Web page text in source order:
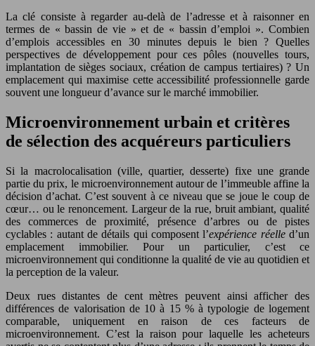
La clé consiste à regarder au-delà de l’adresse et à raisonner en
termes de « bassin de vie » et de « bassin d’emploi ». Combien
d’emplois accessibles en 30 minutes depuis le bien ? Quelles
perspectives de développement pour ces pôles (nouvelles tours,
implantation de sièges sociaux, création de campus tertiaires) ? Un
emplacement qui maximise cette accessibilité professionnelle garde
souvent une longueur d’avance sur le marché immobilier.
Microenvironnement urbain et critères
de sélection des acquéreurs particuliers
Si la macrolocalisation (ville, quartier, desserte) fixe une grande
partie du prix, le microenvironnement autour de l’immeuble affine la
décision d’achat. C’est souvent à ce niveau que se joue le coup de
cœur… ou le renoncement. Largeur de la rue, bruit ambiant, qualité
des commerces de proximité, présence d’arbres ou de pistes
cyclables : autant de détails qui composent l’expérience réelled’un
emplacement immobilier. Pour un particulier, c’est ce
microenvironnement qui conditionne la qualité de vie au quotidien et
la perception de la valeur.
Deux rues distantes de cent mètres peuvent ainsi afficher des
différences de valorisation de 10 à 15 % à typologie de logement
comparable, uniquement en raison de ces facteurs de
microenvironnement. C’est la raison pour laquelle les acheteurs